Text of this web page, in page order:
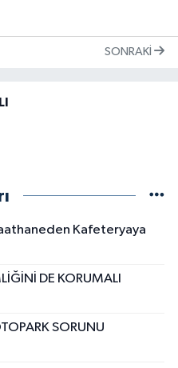
SONRAKI
Kafeteryaya
DE KORUMALI
SORUNU